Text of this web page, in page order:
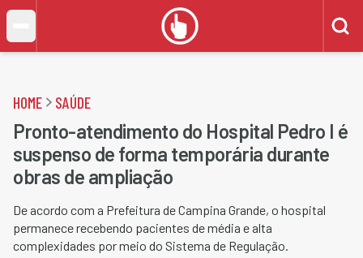
HOME SAÚDE
Pronto-atendimento do Hospital Pedro I é
suspenso de forma temporária durante
obras de ampliação
De acordo com a Prefeitura de Campina Grande, o hospital
permanece recebendo pacientes de média e alta
complexidades por meio do Sistema de Regulação.